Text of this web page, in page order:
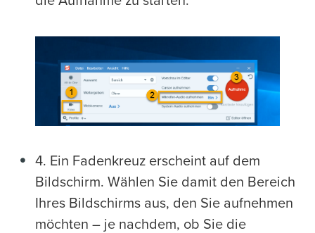
4. Ein Fadenkreuz erscheint auf dem
Bildschirm. Wählen Sie damit den Bereich
Ihres Bildschirms aus, den Sie aufnehmen
möchten – je nachdem, ob Sie die